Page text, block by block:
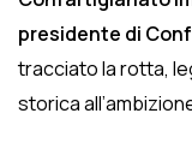
presidente di
tracciato la rotta,
storica